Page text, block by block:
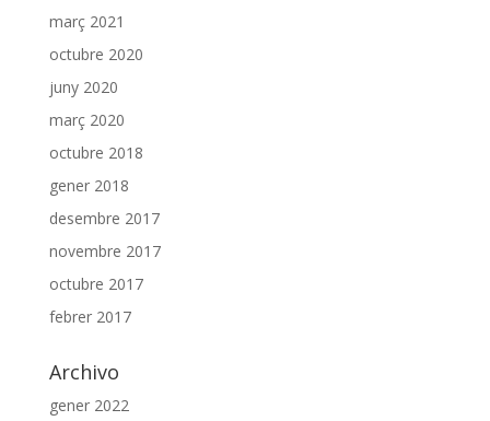
març 2021
octubre 2020
juny 2020
març 2020
octubre 2018
gener 2018
desembre 2017
novembre 2017
octubre 2017
febrer 2017
Archivo
gener 2022